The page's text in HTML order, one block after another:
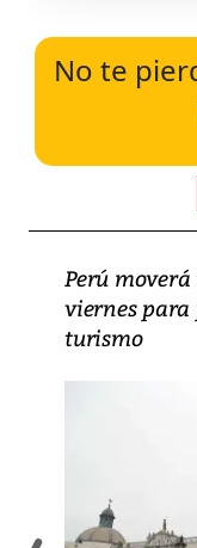
No te
Perú
viernes
turismo